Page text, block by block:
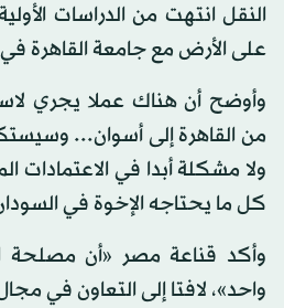
النقل انتهت من الدراسات
على الأرض مع جامعة القاهرة
وأوضح أن هناك عملا يجري
من القاهرة إلى أسوان...
ولا مشكلة أبدا في الاعتمادات
كل ما يحتاجه الإخوة في
وأكد قناعة مصر «أن مصلحة
واحد»، لافتا إلى التعاون في